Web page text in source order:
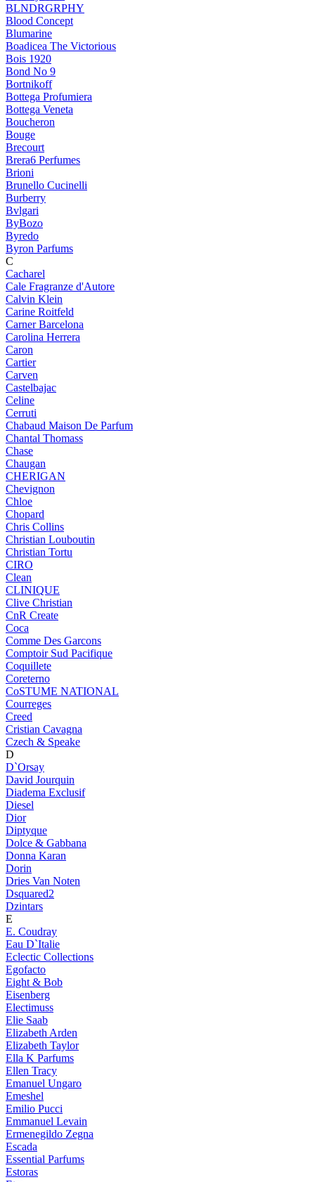
BLNDRGRPHY
Blood Concept
Blumarine
Boadicea The Victorious
Bois 1920
Bond No 9
Bortnikoff
Bottega Profumiera
Bottega Veneta
Boucheron
Bouge
Brecourt
Brera6 Perfumes
Brioni
Brunello Cucinelli
Burberry
Bvlgari
ByBozo
Byredo
Byron Parfums
C
Cacharel
Cale Fragranze d'Autore
Calvin Klein
Carine Roitfeld
Carner Barcelona
Carolina Herrera
Caron
Cartier
Carven
Castelbajac
Celine
Cerruti
Chabaud Maison De Parfum
Chantal Thomass
Chase
Chaugan
CHERIGAN
Chevignon
Chloe
Chopard
Chris Collins
Christian Louboutin
Christian Tortu
CIRO
Clean
CLINIQUE
Clive Christian
CnR Create
Coca
Comme Des Garcons
Comptoir Sud Pacifique
Coquillete
Coreterno
CoSTUME NATIONAL
Courreges
Creed
Cristian Cavagna
Czech & Speake
D
D`Orsay
David Jourquin
Diadema Exclusif
Diesel
Dior
Diptyque
Dolce & Gabbana
Donna Karan
Dorin
Dries Van Noten
Dsquared2
Dzintars
E
E. Coudray
Eau D`Italie
Eclectic Collections
Egofacto
Eight & Bob
Eisenberg
Electimuss
Elie Saab
Elizabeth Arden
Elizabeth Taylor
Ella K Parfums
Ellen Tracy
Emanuel Ungaro
Emeshel
Emilio Pucci
Emmanuel Levain
Ermenegildo Zegna
Escada
Essential Parfums
Estoras